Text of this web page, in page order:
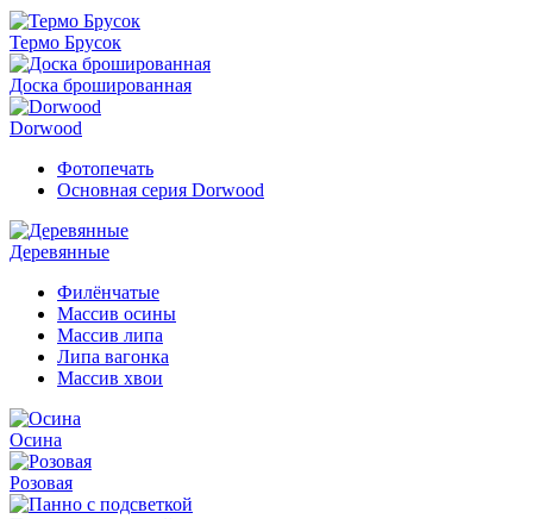
Термо Брусок
Доска брошированная
Dorwood
Фотопечать
Основная серия Dorwood
Деревянные
Филёнчатые
Массив осины
Массив липа
Липа вагонка
Массив хвои
Осина
Розовая